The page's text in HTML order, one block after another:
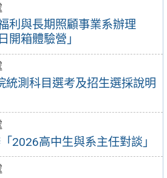
利與長期照顧事業系辦理
開箱體驗營」
統測科目選考及招生選採說明
2026高中生與系主任對談」